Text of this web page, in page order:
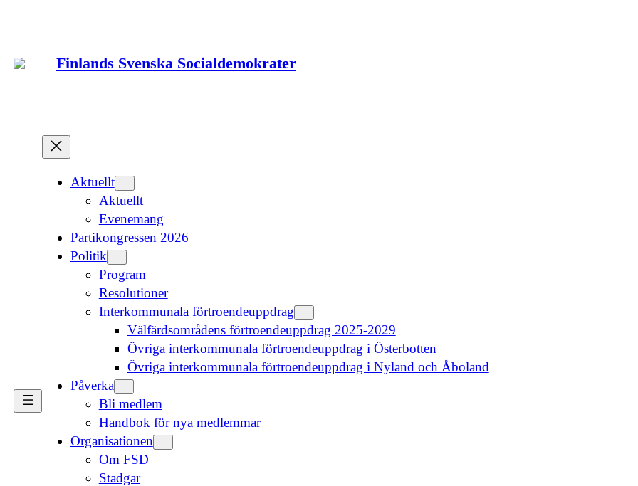
Finlands Svenska Socialdemokrater
Aktuellt
Aktuellt
Evenemang
Partikongressen 2026
Politik
Program
Resolutioner
Interkommunala förtroendeuppdrag
Välfärdsområdens förtroendeuppdrag 2025-2029
Övriga interkommunala förtroendeuppdrag i Österbotten
Övriga interkommunala förtroendeuppdrag i Nyland och Åboland
Påverka
Bli medlem
Handbok för nya medlemmar
Organisationen
Om FSD
Stadgar